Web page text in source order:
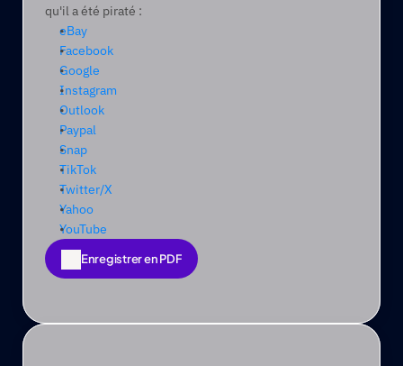
qu'il a été piraté :
eBay
Facebook
Google
Instagram
Outlook
Paypal
Snap
TikTok
Twitter/X
Yahoo
YouTube
Enregistrer en PDF
Enregistrer en PDF